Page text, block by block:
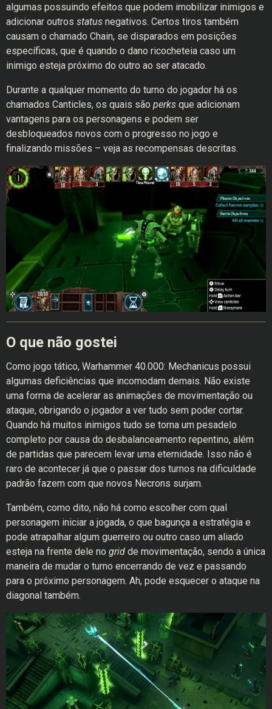
algumas possuindo efeitos que podem imobilizar inimigos e
adicionar outros status negativos. Certos tiros também
causam o chamado Chain, se disparados em posições
específicas, que é quando o dano ricocheteia caso um
inimigo esteja próximo do outro ao ser atacado.
Durante a qualquer momento do turno do jogador há os
chamados Canticles, os quais são perks que adicionam
vantagens para os personagens e podem ser
desbloqueados novos com o progresso no jogo e
finalizando missões – veja as recompensas descritas.
O que não gostei
Como jogo tático, Warhammer 40.000: Mechanicus possui
algumas deficiências que incomodam demais. Não existe
uma forma de acelerar as animações de movimentação ou
ataque, obrigando o jogador a ver tudo sem poder cortar.
Quando há muitos inimigos tudo se torna um pesadelo
completo por causa do desbalanceamento repentino, além
de partidas que parecem levar uma eternidade. Isso não é
raro de acontecer já que o passar dos turnos na dificuldade
padrão fazem com que novos Necrons surjam.
Também, como dito, não há como escolher com qual
personagem iniciar a jogada, o que bagunça a estratégia e
pode atrapalhar algum guerreiro ou outro caso um aliado
esteja na frente dele no grid de movimentação, sendo a única
maneira de mudar o turno encerrando de vez e passando
para o próximo personagem. Ah, pode esquecer o ataque na
diagonal também.